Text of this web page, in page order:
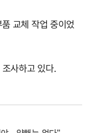
교체 작업 중이었
사하고 있다.